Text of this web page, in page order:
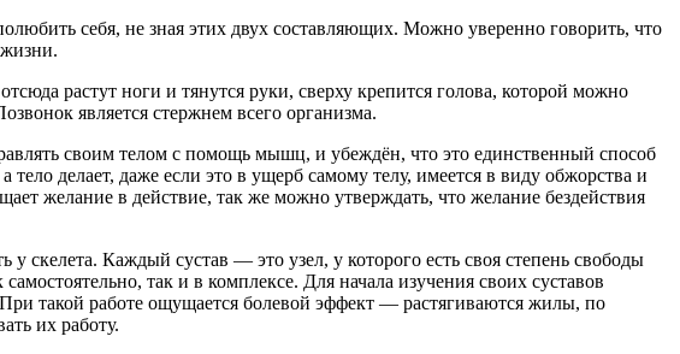
себя, не зная этих двух составляющих. Можно уверенно говорить, что
растут ноги и тянутся руки, сверху крепится голова, которой можно
является стержнем всего организма.
своим телом с помощь мышц, и убеждён, что это единственный способ
делает, даже если это в ущерб самому телу, имеется в виду обжорства и
желание в действие, так же можно утверждать, что желание бездействия
у скелета. Каждый сустав — это узел, у которого есть своя степень свободы
так и в комплексе. Для начала изучения своих суставов
такой работе ощущается болевой эффект — растягиваются жилы, по
их работу.